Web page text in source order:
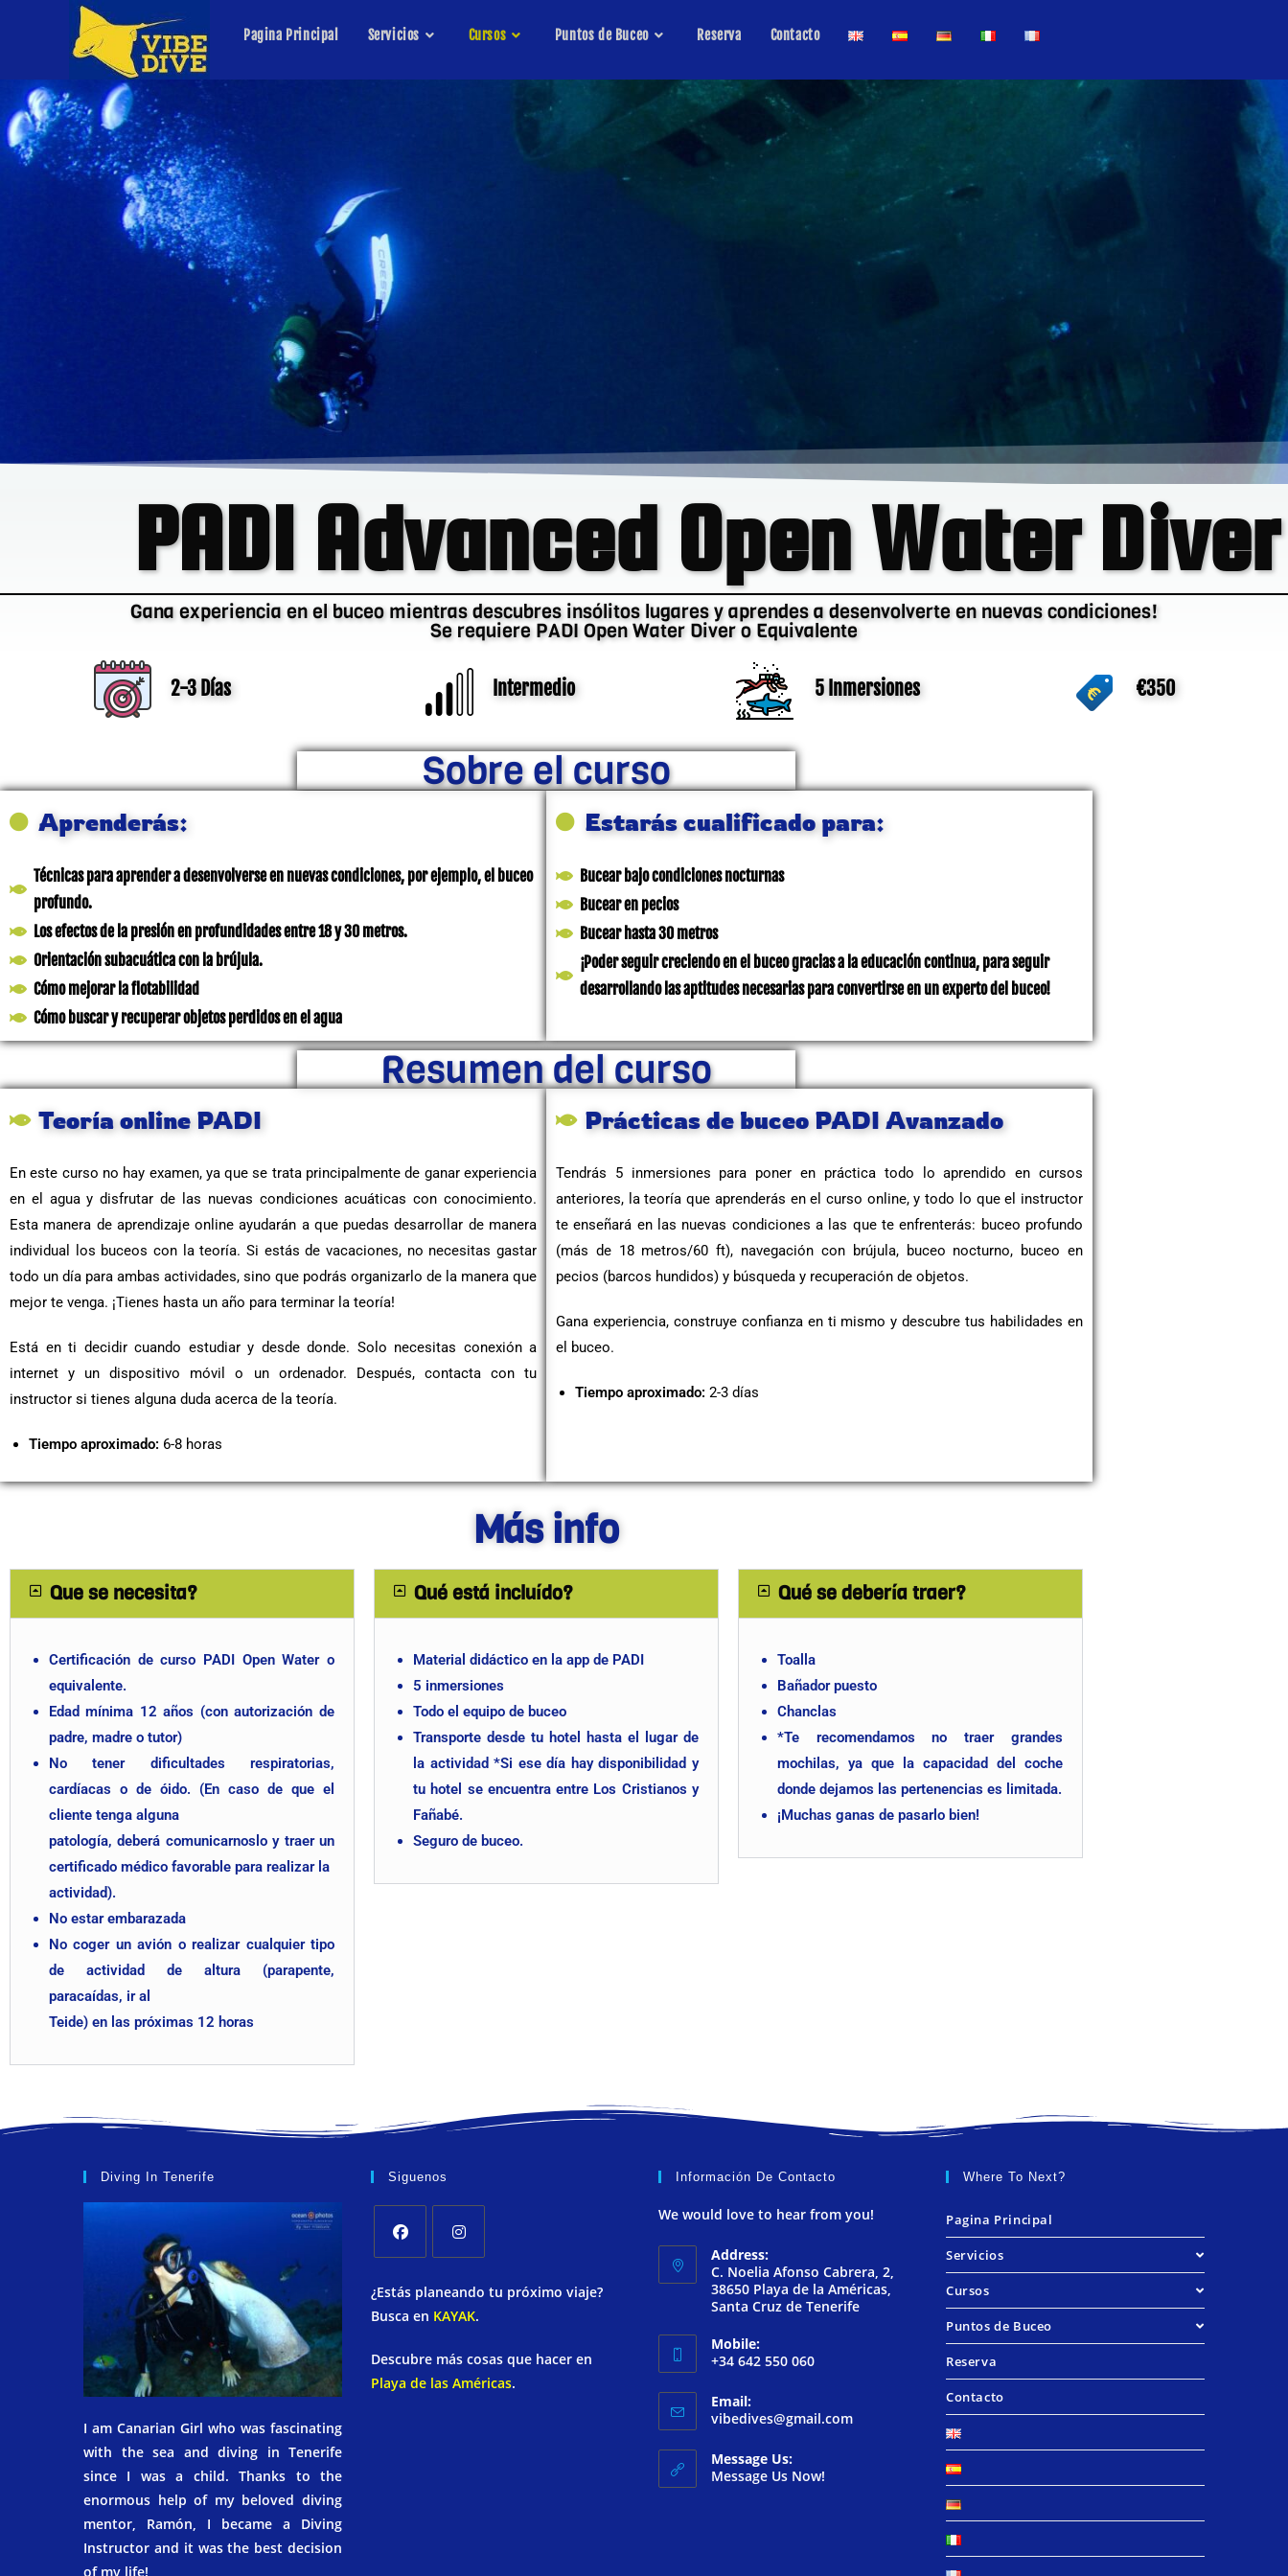
Pagina Principal Servicios Cursos Puntos de Buceo Reserva Contacto
PADI Advanced Open Water Diver
Gana experiencia en el buceo mientras descubres insólitos lugares y aprendes a desenvolverte en nuevas condiciones!
Se requiere PADI Open Water Diver o Equivalente
2-3 Días Intermedio 5 Inmersiones €350
Sobre el curso
Aprenderás:
Técnicas para aprender a desenvolverse en nuevas condiciones, por ejemplo, el buceo
profundo.
Los efectos de la presión en profundidades entre 18 y 30 metros.
Orientación subacuática con la brújula.
Cómo mejorar la flotabilidad
Cómo buscar y recuperar objetos perdidos en el agua
Estarás cualificado para:
Bucear bajo condiciones nocturnas
Bucear en pecios
Bucear hasta 30 metros
¡Poder seguir creciendo en el buceo gracias a la educación continua, para seguir
desarrollando las aptitudes necesarias para convertirse en un experto del buceo!
Resumen del curso
Teoría online PADI
En este curso no hay examen, ya que se trata principalmente de ganar experiencia
en el agua y disfrutar de las nuevas condiciones acuáticas con conocimiento.
Esta manera de aprendizaje online ayudarán a que puedas desarrollar de manera
individual los buceos con la teoría. Si estás de vacaciones, no necesitas gastar
todo un día para ambas actividades, sino que podrás organizarlo de la manera que
mejor te venga. ¡Tienes hasta un año para terminar la teoría!
Está en ti decidir cuando estudiar y desde donde. Solo necesitas conexión a
internet y un dispositivo móvil o un ordenador. Después, contacta con tu
instructor si tienes alguna duda acerca de la teoría.
Tiempo aproximado: 6-8 horas
Prácticas de buceo PADI Avanzado
Tendrás 5 inmersiones para poner en práctica todo lo aprendido en cursos
anteriores, la teoría que aprenderás en el curso online, y todo lo que el instructor
te enseñará en las nuevas condiciones a las que te enfrenterás: buceo profundo
(más de 18 metros/60 ft), navegación con brújula, buceo nocturno, buceo en
pecios (barcos hundidos) y búsqueda y recuperación de objetos.
Gana experiencia, construye confianza en ti mismo y descubre tus habilidades en
el buceo.
Tiempo aproximado: 2-3 días
Más info
Que se necesita?
Certificación de curso PADI Open Water o
equivalente.
Edad mínima 12 años (con autorización de
padre, madre o tutor)
No tener dificultades respiratorias,
cardíacas o de óido. (En caso de que el
cliente tenga alguna
patología, deberá comunicarnoslo y traer un
certificado médico favorable para realizar la
actividad).
No estar embarazada
No coger un avión o realizar cualquier tipo
de actividad de altura (parapente,
paracaídas, ir al
Teide) en las próximas 12 horas
Qué está incluído?
Material didáctico en la app de PADI
5 inmersiones
Todo el equipo de buceo
Transporte desde tu hotel hasta el lugar de
la actividad *Si ese día hay disponibilidad y
tu hotel se encuentra entre Los Cristianos y
Fañabé.
Seguro de buceo.
Qué se debería traer?
Toalla
Bañador puesto
Chanclas
*Te recomendamos no traer grandes
mochilas, ya que la capacidad del coche
donde dejamos las pertenencias es limitada.
¡Muchas ganas de pasarlo bien!
Diving In Tenerife
I am Canarian Girl who was fascinating
with the sea and diving in Tenerife
since I was a child. Thanks to the
enormous help of my beloved diving
mentor, Ramón, I became a Diving
Instructor and it was the best decision
of my life!
Siguenos
¿Estás planeando tu próximo viaje?
Busca en KAYAK.
Descubre más cosas que hacer en
Playa de las Américas.
Información De Contacto
We would love to hear from you!
Address:
C. Noelia Afonso Cabrera, 2,
38650 Playa de la Américas,
Santa Cruz de Tenerife
Mobile:
+34 642 550 060
Email:
vibedives@gmail.com
Message Us:
Message Us Now!
Where To Next?
Pagina Principal
Servicios
Cursos
Puntos de Buceo
Reserva
Contacto